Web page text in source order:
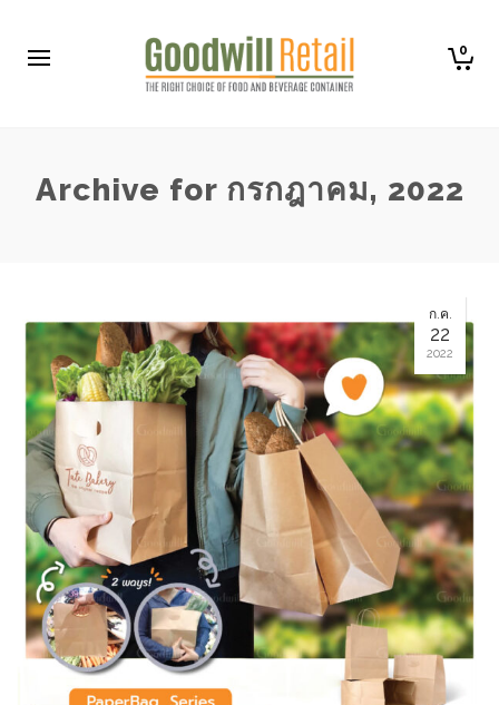
0
Archive for กรกฎาคม, 2022
ก.ค.
22
2022